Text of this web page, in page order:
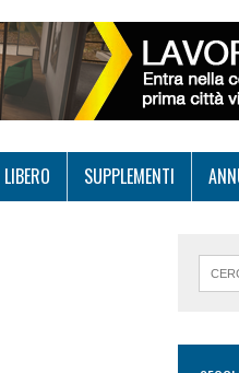
SUPPLEMENTI